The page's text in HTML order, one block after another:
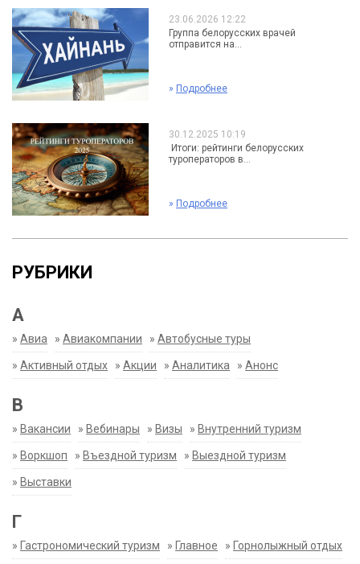
23.06.2026 12:22
Группа белорусских врачей
отправится на...
» Подробнее
30.12.2025 10:19
Итоги: рейтинги белорусских
туроператоров в...
» Подробнее
РУБРИКИ
А
» Авиа » Авиакомпании » Автобусные туры
» Активный отдых » Акции » Аналитика » Анонс
В
» Вакансии » Вебинары » Визы » Внутренний туризм
» Воркшоп » Въездной туризм » Выездной туризм
» Выставки
Г
» Гастрономический туризм » Главное » Горнолыжный отдых